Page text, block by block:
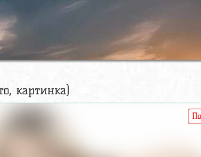
картинка)